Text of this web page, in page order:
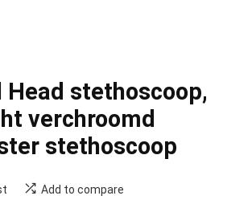
Head stethoscoop,
verchroomd
stethoscoop
Add to compare